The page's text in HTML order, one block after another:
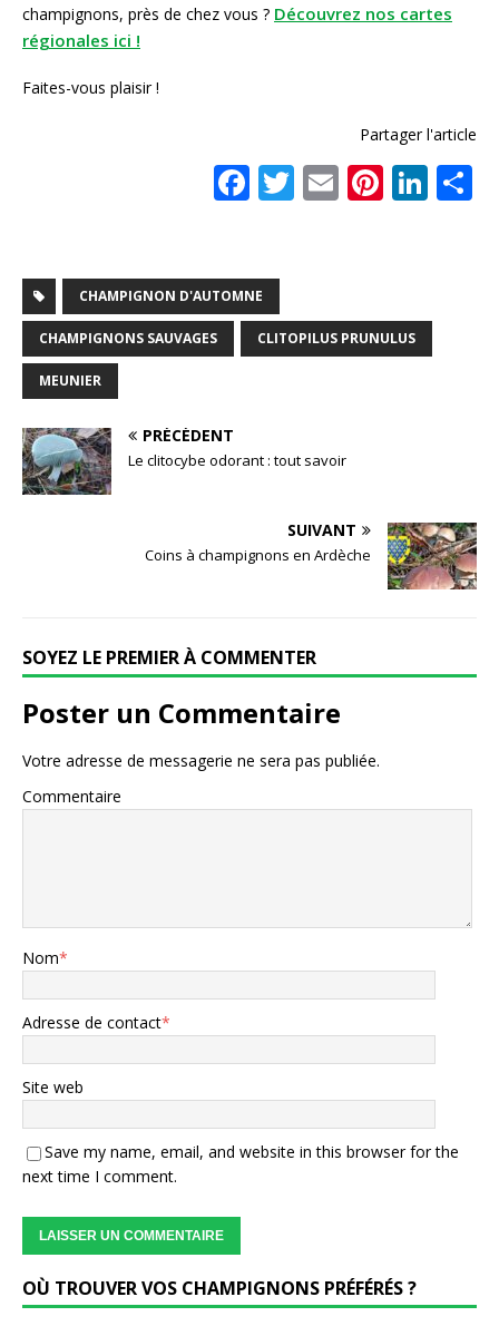
champignons, près de chez vous ? Découvrez nos cartes
régionales ici !
Faites-vous plaisir !
Partager l'article
F
e
b
o
T
r
E Pi
e
st
Li
dI
CHAMPIGNON D'AUTOMNE
CHAMPIGNONS SAUVAGES CLITOPILUS PRUNULUS
MEUNIER
PRÉCÉDENT
Le clitocybe odorant : tout savoir
SUIVANT
Coins à champignons en Ardèche
SOYEZ LE PREMIER À COMMENTER
Poster un Commentaire
Votre adresse de messagerie ne sera pas publiée.
Commentaire
Nom*
Adresse de contact*
Site web
Save my name, email, and website in this browser for the
next time I comment.
OÙ TROUVER VOS CHAMPIGNONS PRÉFÉRÉS ?